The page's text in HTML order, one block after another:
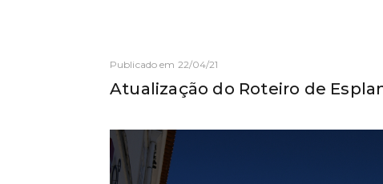
Publicado em 22/04/21
Atualização do Roteiro de